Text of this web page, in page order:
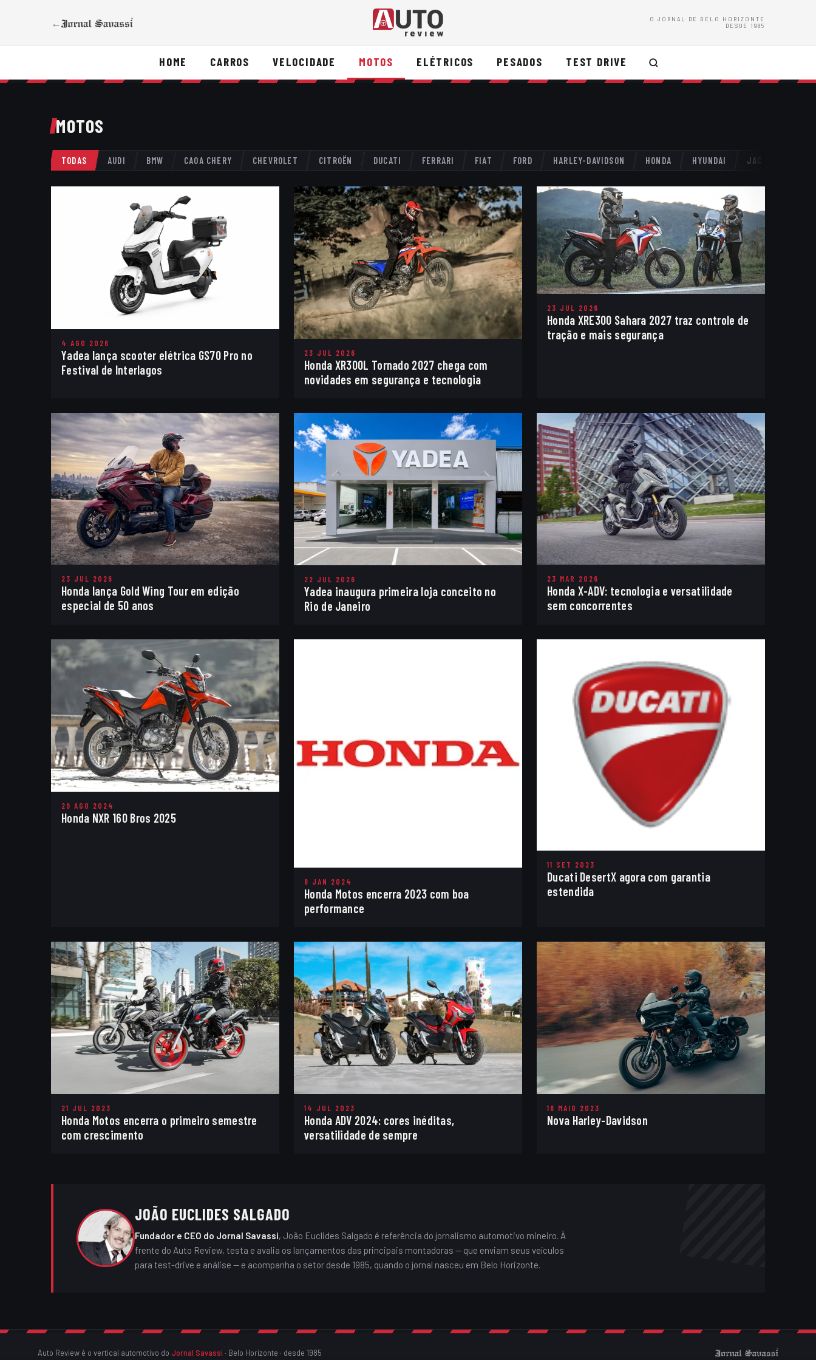
←
O JORNAL DE BELO HORIZONTE
DESDE 1985
HOME CARROS VELOCIDADE MOTOS ELÉTRICOS PESADOS TEST DRIVE
MOTOS
TODAS AUDI BMW CAOA CHERY CHEVROLET CITROËN DUCATI FERRARI FIAT FORD HARLEY-DAVIDSON HONDA HYUNDAI JAC
4 AGO 2026
Yadea lança scooter elétrica GS70 Pro no
Festival de Interlagos
23 JUL 2026
Honda XR300L Tornado 2027 chega com
novidades em segurança e tecnologia
23 JUL 2026
Honda XRE300 Sahara 2027 traz controle de
tração e mais segurança
23 JUL 2026
Honda lança Gold Wing Tour em edição
especial de 50 anos
22 JUL 2026
Yadea inaugura primeira loja conceito no
Rio de Janeiro
23 MAR 2026
Honda X-ADV: tecnologia e versatilidade
sem concorrentes
29 AGO 2024
Honda NXR 160 Bros 2025
8 JAN 2024
Honda Motos encerra 2023 com boa
performance
11 SET 2023
Ducati DesertX agora com garantia
estendida
21 JUL 2023
Honda Motos encerra o primeiro semestre
com crescimento
14 JUL 2023
Honda ADV 2024: cores inéditas,
versatilidade de sempre
18 MAIO 2023
Nova Harley-Davidson
JOÃO EUCLIDES SALGADO
Fundador e CEO do Jornal Savassi, João Euclides Salgado é referência do jornalismo automotivo mineiro. À
frente do Auto Review, testa e avalia os lançamentos das principais montadoras — que enviam seus veículos
para test-drive e análise — e acompanha o setor desde 1985, quando o jornal nasceu em Belo Horizonte.
Auto Review é o vertical automotivo do Jornal Savassi · Belo Horizonte · desde 1985